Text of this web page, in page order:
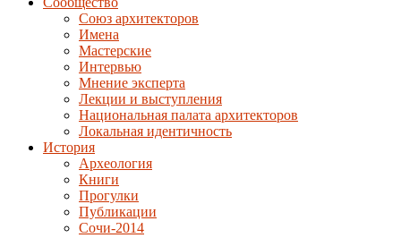
Союз архитекторов
Имена
Мастерские
Интервью
Мнение эксперта
Лекции и выступления
Национальная палата архитекторов
Локальная идентичность
История
Археология
Книги
Прогулки
Публикации
Сочи-2014